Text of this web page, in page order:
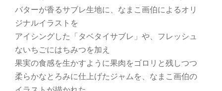
バターが香るサブレ生地に、なまこ画伯によるオリ
ジナルイラストを
アイシングした「タベタイサブレ」や、フレッシュ
ないちごにはちみつを加え
果実の食感を生かすように果肉をゴロリと残しつつ
柔らかなとろみに仕上げたジャムを、なまこ画伯の